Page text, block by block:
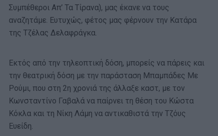
Συμπέθεροι Απ’ Τα Τίρανα), μας έκανε να τους
αναζητάμε. Ευτυχώς, φέτος μας φέρνουν την Κατάρα
της Τζέλας Δελαφράγκα.
Εκτός από την τηλεοπτική δόση, μπορείς να πάρεις και
την θεατρική δόση με την παράσταση Μπαμπάδες Με
Ρούμι, που στη 2η χρονιά της άλλαξε καστ, με τον
Κωνσταντίνο Γαβαλά να παίρνει τη θέση του Κώστα
Κόκλα και τη Νίκη Λάμη να αντικαθιστά την Τζόυς
Ευείδη.